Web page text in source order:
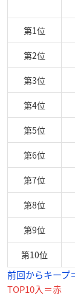
第1位
第2位
第3位
第4位
第5位
第6位
第7位
第8位
第9位
第10位
前回からキープ
TOP10入＝赤